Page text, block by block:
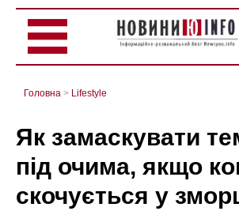
Головна > Lifestyle
Як замаскувати
під очима, якщо
скочується у